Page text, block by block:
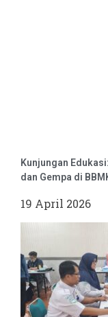
Kunjungan
dan Gempa di
19 April 2026